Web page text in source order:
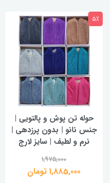
حوله تن پوش و پالتویی |
جنس نانو | بدون پرزدهی |
نرم و لطیف | سایز لارج
1,975,000
1,885,000 تومان
5٪